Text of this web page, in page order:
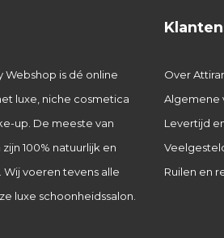
Webshop is dé online
luxe, niche cosmetica
up. De meeste van
100% natuurlijk en
Wij voeren tevens alle
luxe schoonheidssalon.
Over
Algemene
Levertijd
Ruilen en